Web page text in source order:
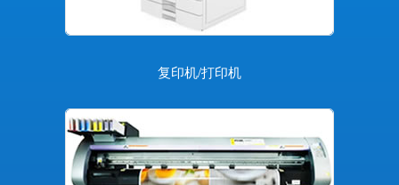
复印机/打印机